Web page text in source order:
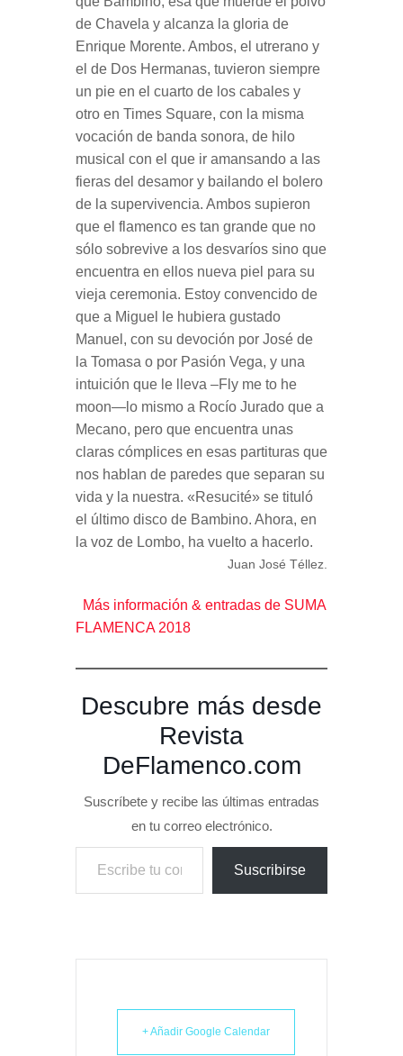
de Chavela y alcanza la gloria de
Enrique Morente. Ambos, el utrerano y
el de Dos Hermanas, tuvieron siempre
un pie en el cuarto de los cabales y
otro en Times Square, con la misma
vocación de banda sonora, de hilo
musical con el que ir amansando a las
fieras del desamor y bailando el bolero
de la supervivencia. Ambos supieron
que el flamenco es tan grande que no
sólo sobrevive a los desvaríos sino que
encuentra en ellos nueva piel para su
vieja ceremonia. Estoy convencido de
que a Miguel le hubiera gustado
Manuel, con su devoción por José de
la Tomasa o por Pasión Vega, y una
intuición que le lleva –Fly me to he
moon—lo mismo a Rocío Jurado que a
Mecano, pero que encuentra unas
claras cómplices en esas partituras que
nos hablan de paredes que separan su
vida y la nuestra. «Resucité» se tituló
el último disco de Bambino. Ahora, en
la voz de Lombo, ha vuelto a hacerlo.
Juan José Téllez.
Más información & entradas de SUMA
FLAMENCA 2018
Descubre más desde
Revista
DeFlamenco.com
Suscríbete y recibe las últimas entradas
en tu correo electrónico.
Escribe tu correo electrónico…
Suscribirse
+ Añadir Google Calendar